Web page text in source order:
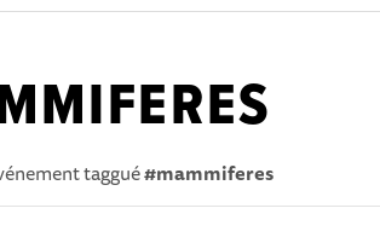
taggué#mammiferes